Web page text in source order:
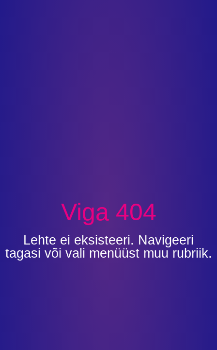
Viga 404
Lehte ei eksisteeri. Navigeeri
tagasi või vali menüüst muu rubriik.